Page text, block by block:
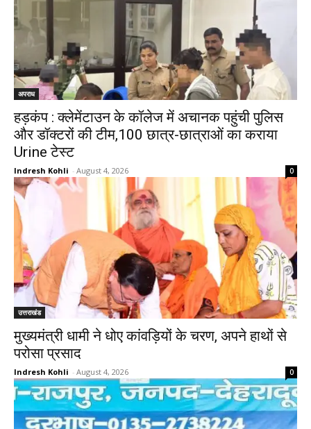
अपराध
हड़कंप : क्लेमेंटाउन के कॉलेज में अचानक पहुंची पुलिस
और डॉक्टरों की टीम,100 छात्र-छात्राओं का कराया
Urine टेस्ट
Indresh Kohli - August 4, 2026 0
उत्तराखंड
मुख्यमंत्री धामी ने धोए कांवड़ियों के चरण, अपने हाथों से
परोसा प्रसाद
Indresh Kohli - August 4, 2026 0